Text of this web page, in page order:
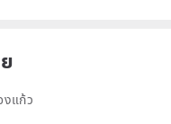
a graphic editor, work of
product, hand coloring,
stages of sanding to
งแก้ว